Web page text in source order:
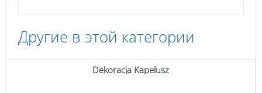
Другие в этой категории
Dekoracja Kapelusz